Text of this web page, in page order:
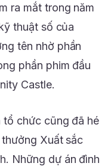
ra mắt trong năm
thuật số của
tên nhờ phần
phần phim đầu
Castle.
tổ chức cũng đã hé
Xuất sắc
Những dự án đình